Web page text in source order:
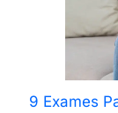
9 Exames